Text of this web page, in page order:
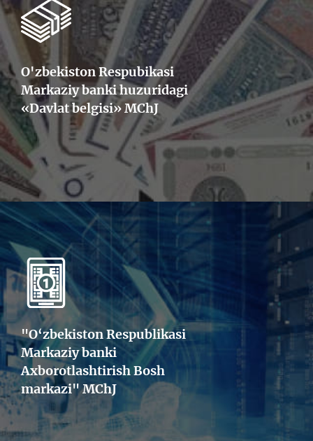
O'zbekiston Respubikasi
Markaziy banki huzuridagi
«Davlat belgisi» MChJ
"O‘zbekiston Respublikasi
Markaziy banki
Axborotlashtirish Bosh
markazi" MChJ